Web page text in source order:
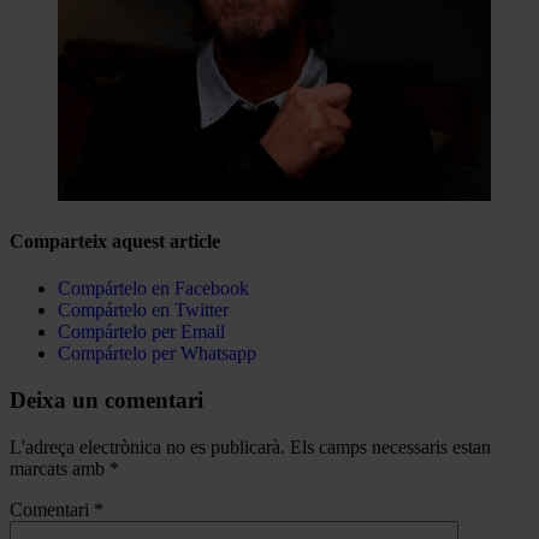
Comparteix aquest article
Compártelo en Facebook
Compártelo en Twitter
Compártelo per Email
Compártelo per Whatsapp
Deixa un comentari
L'adreça electrònica no es publicarà. Els camps necessaris estan
marcats amb *
Comentari *